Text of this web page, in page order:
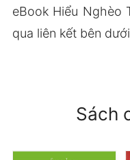
eBook Hiểu Nghèo
qua liên kết bên
Sách